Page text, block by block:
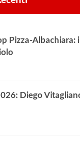
Pizza-Albachiara:
Diego